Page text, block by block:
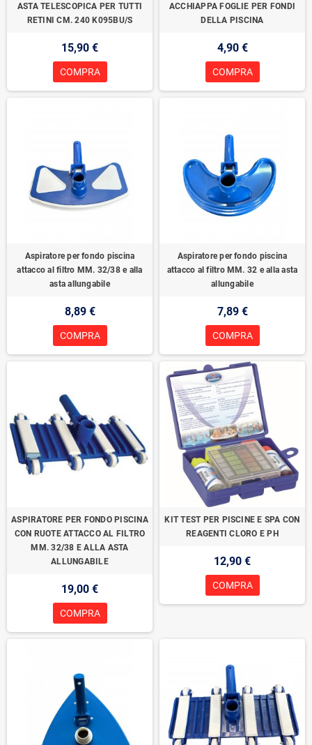
ASTA TELESCOPICA PER TUTTI
RETINI CM. 240 K095BU/S
15,90 €
COMPRA
ACCHIAPPA FOGLIE PER FONDI
DELLA PISCINA
4,90 €
COMPRA
Aspiratore per fondo piscina
attacco al filtro MM. 32/38 e alla
asta allungabile
8,89 €
COMPRA
Aspiratore per fondo piscina
attacco al filtro MM. 32 e alla asta
allungabile
7,89 €
COMPRA
ASPIRATORE PER FONDO PISCINA
CON RUOTE ATTACCO AL FILTRO
MM. 32/38 E ALLA ASTA
ALLUNGABILE
19,00 €
COMPRA
KIT TEST PER PISCINE E SPA CON
REAGENTI CLORO E PH
12,90 €
COMPRA